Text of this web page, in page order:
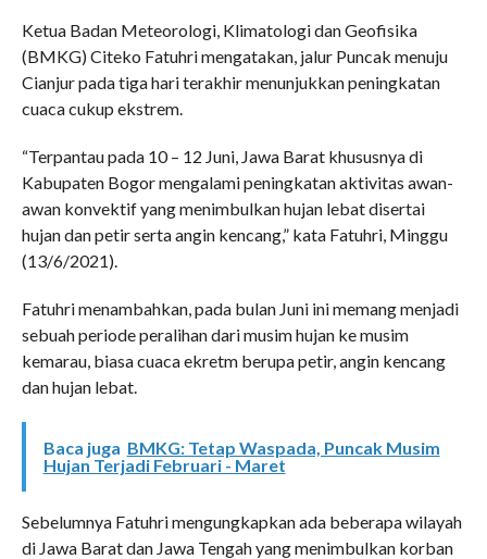
Ketua Badan Meteorologi, Klimatologi dan Geofisika
(BMKG) Citeko Fatuhri mengatakan, jalur Puncak menuju
Cianjur pada tiga hari terakhir menunjukkan peningkatan
cuaca cukup ekstrem.
“Terpantau pada 10 – 12 Juni, Jawa Barat khususnya di
Kabupaten Bogor mengalami peningkatan aktivitas awan-
awan konvektif yang menimbulkan hujan lebat disertai
hujan dan petir serta angin kencang,” kata Fatuhri, Minggu
(13/6/2021).
Fatuhri menambahkan, pada bulan Juni ini memang menjadi
sebuah periode peralihan dari musim hujan ke musim
kemarau, biasa cuaca ekretm berupa petir, angin kencang
dan hujan lebat.
Baca juga BMKG: Tetap Waspada, Puncak Musim
Hujan Terjadi Februari - Maret
Sebelumnya Fatuhri mengungkapkan ada beberapa wilayah
di Jawa Barat dan Jawa Tengah yang menimbulkan korban